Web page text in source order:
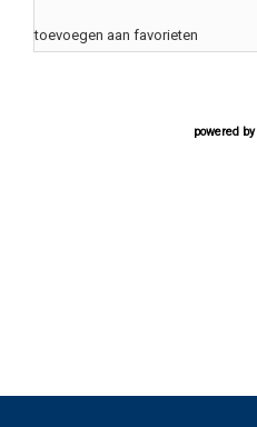
toevoegen aan favorieten
powered by